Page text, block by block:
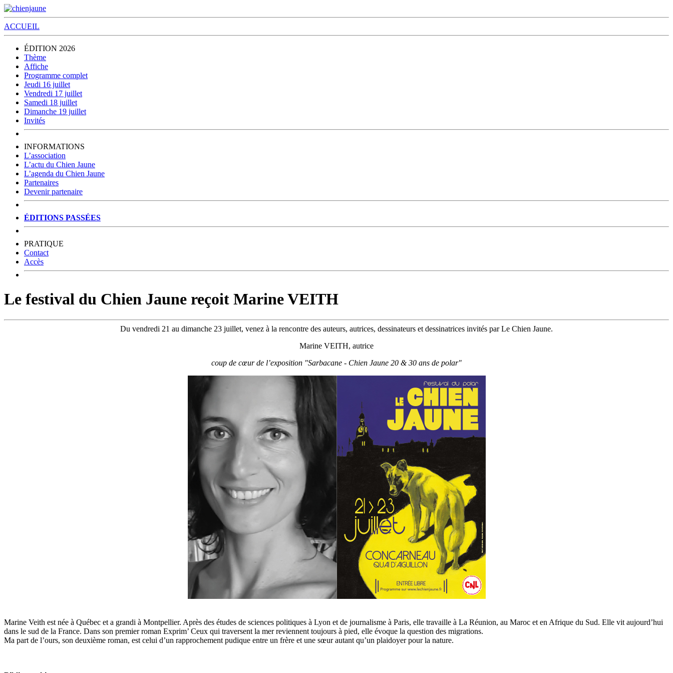
ACCUEIL
ÉDITION 2026
Thème
Affiche
Programme complet
Jeudi 16 juillet
Vendredi 17 juillet
Samedi 18 juillet
Dimanche 19 juillet
Invités
INFORMATIONS
L’association
L’actu du Chien Jaune
L’agenda du Chien Jaune
Partenaires
Devenir partenaire
ÉDITIONS PASSÉES
PRATIQUE
Contact
Accès
Le festival du Chien Jaune reçoit Marine VEITH
Du vendredi 21 au dimanche 23 juillet, venez à la rencontre des auteurs, autrices, dessinateurs et dessinatrices invités par Le Chien Jaune.
Marine VEITH, autrice
coup de cœur de l’exposition "Sarbacane - Chien Jaune 20 & 30 ans de polar"
Marine Veith est née à Québec et a grandi à Montpellier. Après des études de sciences politiques à Lyon et de journalisme à Paris, elle travaille à La Réunion, au Maroc et en Afrique du Sud. Elle vit aujourd’hui
dans le sud de la France. Dans son premier roman Exprim’ Ceux qui traversent la mer reviennent toujours à pied, elle évoque la question des migrations.
Ma part de l’ours, son deuxième roman, est celui d’un rapprochement pudique entre un frère et une sœur autant qu’un plaidoyer pour la nature.